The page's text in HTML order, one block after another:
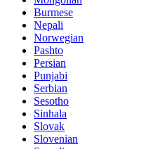
Burmese
Nepali
Norwegian
Pashto
Persian
Punjabi
Serbian
Sesotho
Sinhala
Slovak
Slovenian